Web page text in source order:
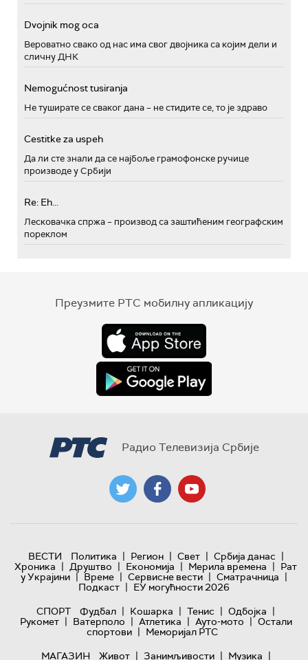
Dvojnik mog oca
Вероватно свако од нас има свог двојника са којим дели и
сличну ДНК
Nemogućnost tusiranja
Не туширате се сваког дана – не стидите се, то је здраво
Cestitke za uspeh
Да ли сте знали да се најбоље грамофонске ручице
производе у Србији
Re: Eh...
Лесковачка спржа – производ са заштићеним географским
пореклом
Преузмите РТС мобилну апликацију
Радио Телевизија Србије
ВЕСТИ Политика | Регион | Свет | Србија данас |
Хроника | Друштво | Економија | Мерила времена | Рат
у Украјини | Време | Сервисне вести | Сматрачница |
Подкаст | ЕУ могућности 2026
СПОРТ
Фудбал | Кошарка | Тенис | Одбојка |
Рукомет | Ватерполо | Атлетика | Ауто-мото | Остали
спортови | Меморијал РТС
МАГАЗИН
Живот | Занимљивости | Музика |